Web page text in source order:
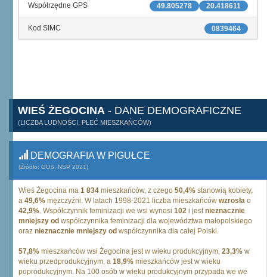
20.418611
49.805278
Współrzędne GPS
0839464
Kod SIMC
WIEŚ ŻEGOCINA - DANE DEMOGRAFICZNE
(LICZBA LUDNOŚCI, PŁEĆ MIESZKAŃCÓW)
DEMOGRAFIA W PIGUŁCE
(Źródło: GUS, NSP 2021)
Wieś Żegocina ma 1 834 mieszkańców, z czego 50,4% stanowią kobiety,
a 49,6% mężczyźni. W latach 1998-2021 liczba mieszkańców wzrosła o
42,9%. Współczynnik feminizacji we wsi wynosi 102 i jestnieznacznie
mniejszy od współczynnika feminizacji dla województwa małopolskiego
oraz nieznacznie mniejszy od współczynnika dla całej Polski.
57,8% mieszkańców wsi Żegocina jest w wieku produkcyjnym, 23,3% w
wieku przedprodukcyjnym, a 18,9% mieszkańców jest w wieku
poprodukcyjnym. Na 100 osób w wieku produkcyjnym przypada we we